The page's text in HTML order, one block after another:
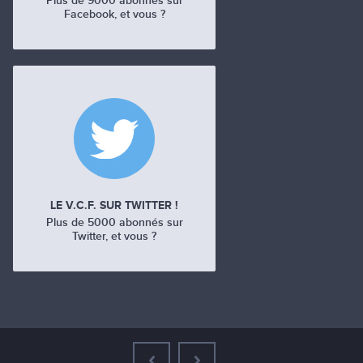
Facebook, et vous ?
LE V.C.F. SUR TWITTER !
Plus de 5000 abonnés sur
Twitter, et vous ?